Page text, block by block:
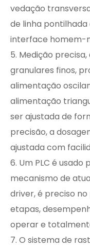
vedação
de linha
interface homem-
5. Medição
granulares finos,
alimentação
alimentação
ser ajustada de
precisão, a
ajustada com
6. Um PLC é
mecanismo de
driver, é preciso
etapas,
operar e
7. O sistema de